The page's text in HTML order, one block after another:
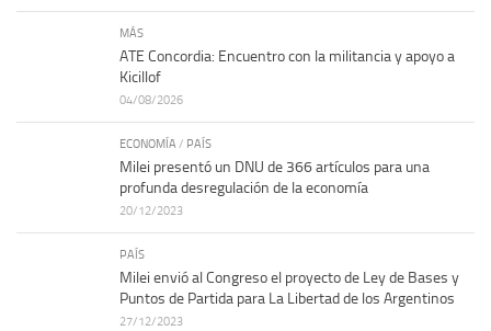
MÁS
ATE Concordia: Encuentro con la militancia y apoyo a
Kicillof
04/08/2026
ECONOMÍA / PAÍS
Milei presentó un DNU de 366 artículos para una
profunda desregulación de la economía
20/12/2023
PAÍS
Milei envió al Congreso el proyecto de Ley de Bases y
Puntos de Partida para La Libertad de los Argentinos
27/12/2023